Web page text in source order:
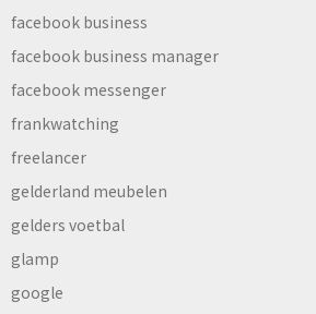
facebook business
facebook business manager
facebook messenger
frankwatching
freelancer
gelderland meubelen
gelders voetbal
glamp
google